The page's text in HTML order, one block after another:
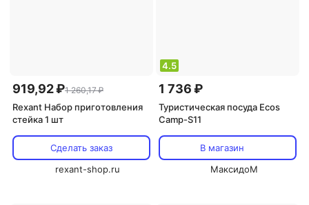
919,92 ₽1 260,17 ₽
Rexant Набор приготовления
стейка 1 шт
Сделать заказ
rexant-shop.ru
4.5
1 736 ₽
Туристическая посуда Ecos
Camp-S11
В магазин
МаксидоМ